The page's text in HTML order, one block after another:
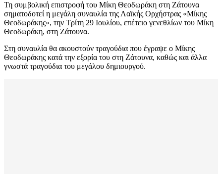
Τη συμβολική επιστροφή του Μίκη Θεοδωράκη στη Ζάτουνα
σηματοδοτεί η μεγάλη συναυλία της Λαϊκής Ορχήστρας «Μίκης
Θεοδωράκης», την Τρίτη 29 Ιουλίου, επέτειο γενεθλίων του Μίκη
Θεοδωράκη, στη Ζάτουνα.
Στη συναυλία θα ακουστούν τραγούδια που έγραψε ο Μίκης
Θεοδωράκης κατά την εξορία του στη Ζάτουνα, καθώς και άλλα
γνωστά τραγούδια του μεγάλου δημιουργού.